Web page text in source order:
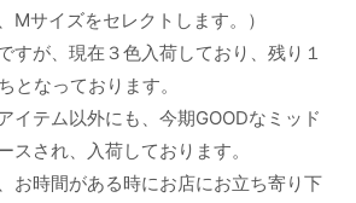
Mサイズをセレクトします。）
すが、現在３色入荷しており、残り１
となっております。
イテム以外にも、今期GOODなミッド
スされ、入荷しております。
お時間がある時にお店にお立ち寄り下